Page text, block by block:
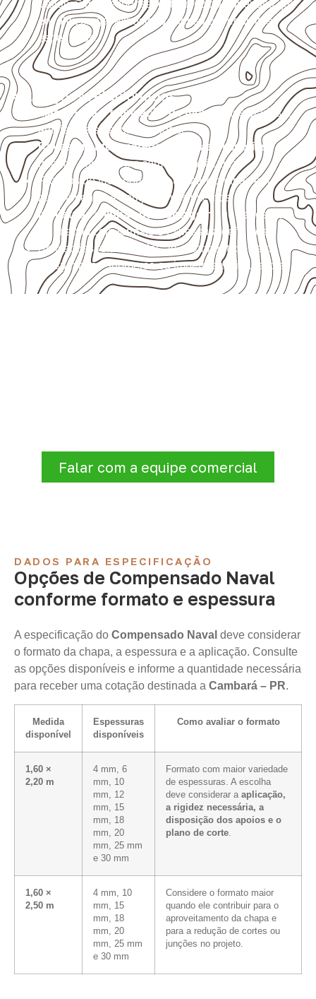
Valide com o responsável técnico qualquer uso que
envolva carga, exposição intensa ou requisitos
específicos.
Aplicações relacionadas
Marcenaria e fabricação de móveis
destinados a
ambientes sujeitos à umidade.
Revestimentos, paredes, pisos e divisórias
quando compatíveis com a ficha técnica.
Projetos de transporte que utilizam chapas em
revestimentos e componentes internos.
Indústrias e linhas de montagem
que necessitam
de chapas com formato e espessura definidos.
Aplicações relacionadas ao setor náutico, sem
presumir uso submerso ou impermeabilidade total.
Falar com a equipe comercial
DADOS PARA ESPECIFICAÇÃO
Opções de Compensado Naval
conforme formato e espessura
A especificação do Compensado Naval deve considerar
o formato da chapa, a espessura e a aplicação. Consulte
as opções disponíveis e informe a quantidade necessária
para receber uma cotação destinada a Cambará – PR.
Medida
disponível
Espessuras
disponíveis
Como avaliar o formato
1,60 ×
2,20 m
4 mm, 6
mm, 10
mm, 12
mm, 15
mm, 18
mm, 20
mm, 25 mm
e 30 mm
Formato com maior variedade
de espessuras. A escolha
deve considerar a aplicação,
a rigidez necessária, a
disposição dos apoios e o
plano de corte.
1,60 ×
2,50 m
4 mm, 10
mm, 15
mm, 18
mm, 20
mm, 25 mm
e 30 mm
Considere o formato maior
quando ele contribuir para o
aproveitamento da chapa e
para a redução de cortes ou
junções no projeto.